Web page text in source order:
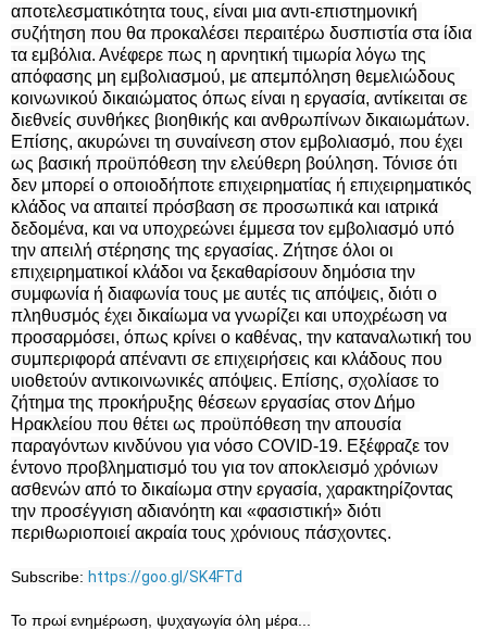
αποτελεσματικότητα τους, είναι μια αντι-επιστημονική
συζήτηση που θα προκαλέσει περαιτέρω δυσπιστία στα ίδια
τα εμβόλια. Ανέφερε πως η αρνητική τιμωρία λόγω της
απόφασης μη εμβολιασμού, με απεμπόληση θεμελιώδους
κοινωνικού δικαιώματος όπως είναι η εργασία, αντίκειται σε
διεθνείς συνθήκες βιοηθικής και ανθρωπίνων δικαιωμάτων.
Επίσης, ακυρώνει τη συναίνεση στον εμβολιασμό, που έχει
ως βασική προϋπόθεση την ελεύθερη βούληση. Τόνισε ότι
δεν μπορεί ο οποιοδήποτε επιχειρηματίας ή επιχειρηματικός
κλάδος να απαιτεί πρόσβαση σε προσωπικά και ιατρικά
δεδομένα, και να υποχρεώνει έμμεσα τον εμβολιασμό υπό
την απειλή στέρησης της εργασίας. Ζήτησε όλοι οι
επιχειρηματικοί κλάδοι να ξεκαθαρίσουν δημόσια την
συμφωνία ή διαφωνία τους με αυτές τις απόψεις, διότι ο
πληθυσμός έχει δικαίωμα να γνωρίζει και υποχρέωση να
προσαρμόσει, όπως κρίνει ο καθένας, την καταναλωτική του
συμπεριφορά απέναντι σε επιχειρήσεις και κλάδους που
υιοθετούν αντικοινωνικές απόψεις. Επίσης, σχολίασε το
ζήτημα της προκήρυξης θέσεων εργασίας στον Δήμο
Ηρακλείου που θέτει ως προϋπόθεση την απουσία
παραγόντων κινδύνου για νόσο COVID-19. Εξέφραζε τον
έντονο προβληματισμό του για τον αποκλεισμό χρόνιων
ασθενών από το δικαίωμα στην εργασία, χαρακτηρίζοντας
την προσέγγιση αδιανόητη και «φασιστική» διότι
περιθωριοποιεί ακραία τους χρόνιους πάσχοντες.
Subscribe: https://goo.gl/SK4FTd
Το πρωί ενημέρωση, ψυχαγωγία όλη μέρα...